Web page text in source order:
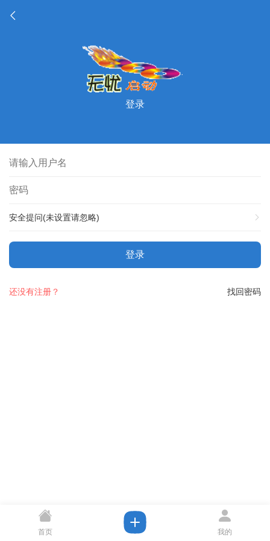
登录
安全提问(未设置请忽略)
登录
找回密码
还没有注册？
首页 我的